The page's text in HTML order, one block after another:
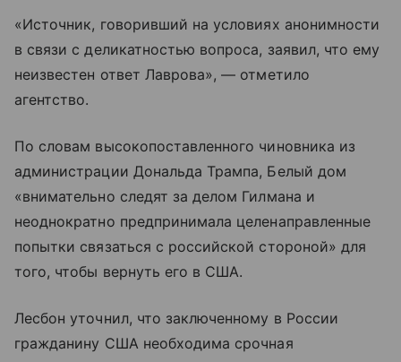
«Источник, говоривший на условиях анонимности
в связи с деликатностью вопроса, заявил, что ему
неизвестен ответ Лаврова», — отметило
агентство.
По словам высокопоставленного чиновника из
администрации Дональда Трампа, Белый дом
«внимательно следят за делом Гилмана и
неоднократно предпринимала целенаправленные
попытки связаться с российской стороной» для
того, чтобы вернуть его в США.
Лесбон уточнил, что заключенному в России
гражданину США необходима срочная